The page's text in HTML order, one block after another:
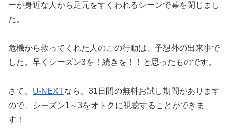
ーが身近な人から足元をすくわれるシーンで幕を閉じまし
た。
危機から救ってくれた人のこの行動は、予想外の出来事で
した。早くシーズン3を！続きを！！と思ったものです。
さて、 U-NEXTなら、31日間の無料お試し期間があります
ので、シーズン1～3をオトクに視聴することができま
す！